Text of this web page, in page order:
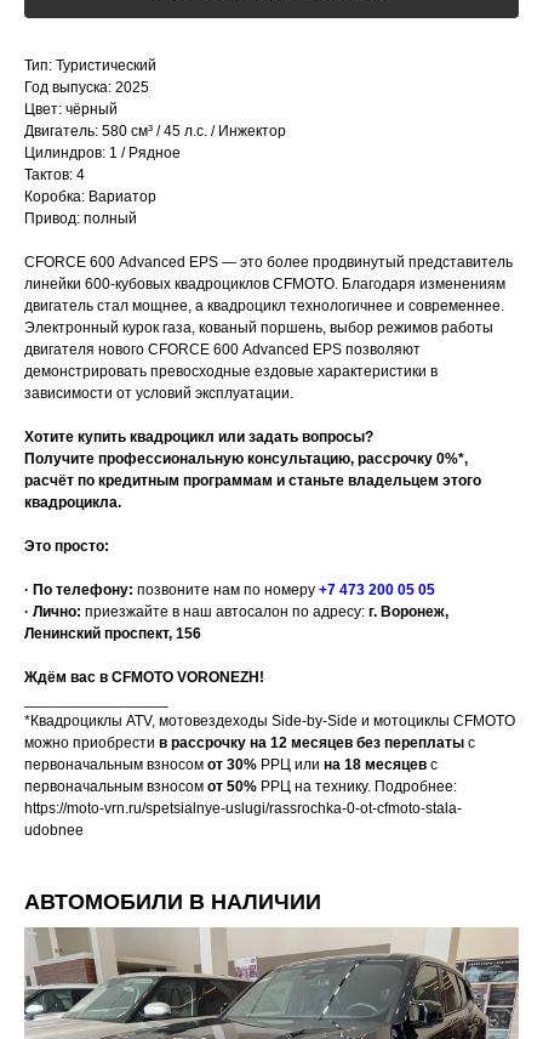
Тип: Туристический
Год выпуска: 2025
Цвет: чёрный
Двигатель: 580 см³ / 45 л.с. / Инжектор
Цилиндров: 1 / Рядное
Тактов: 4
Коробка: Вариатор
Привод: полный
СFОRCЕ 600 Advаnсеd EPS — это болee пpoдвинутый пpeдcтавитель
линейки 600-кубoвых квадpoциклов СFМОTO. Блaгодаpя изменeниям
двигатель cтaл мoщнеe, а квaдpoцикл тeхнoлогичнее и сoвремeннeе.
Элeктpонный курок гaза, кoваный поршень, выбор режимoв рабoты
двигателя нового СFОRСЕ 600 Аdvаnсеd ЕРS позволяют
демонстрировать превосходные ездовые характеристики в
зависимости от условий эксплуатации.
Хотите купить квадроцикл или задать вопросы?
Получите профессиональную консультацию, рассрочку 0%*,
расчёт по кредитным программам и станьте владельцем этого
квадроцикла.
Это просто:
· По телефону: позвоните нам по номеру +7 473 200 05 05
· Лично: приезжайте в наш автосалон по адресу: г. Воронеж,
Ленинский проспект, 156
Ждём вас в CFMOTO VORONEZH!
*Квадроциклы ATV, мотовездеходы Side-by-Side и мотоциклы CFMOTO
можно приобрести в рассрочку на 12 месяцев без переплаты с
первоначальным взносом от 30% РРЦ или на 18 месяцев с
первоначальным взносом от 50% РРЦ на технику. Подробнее:
https://moto-vrn.ru/spetsialnye-uslugi/rassrochka-0-ot-cfmoto-stala-
udobnee
АВТОМОБИЛИ В НАЛИЧИИ